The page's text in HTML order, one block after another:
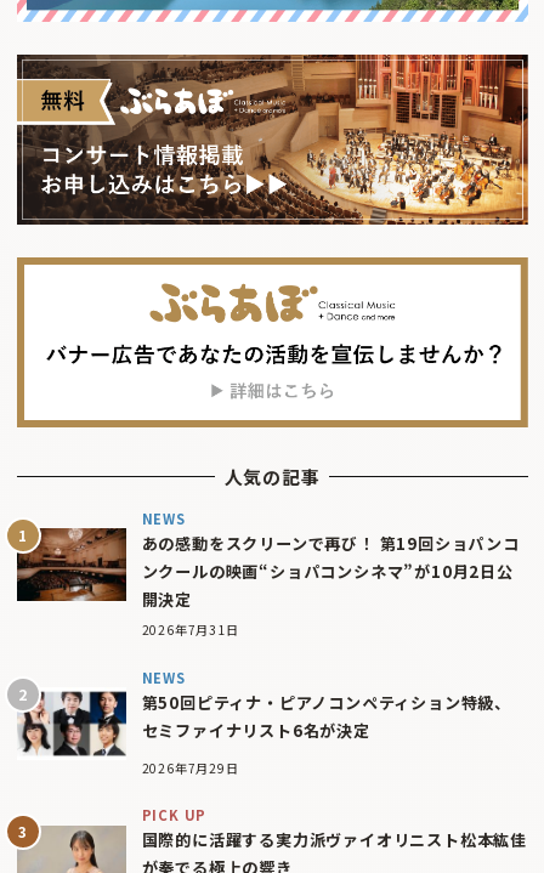
人気の記事
NEWS
あの感動をスクリーンで再び！ 第19回ショパンコ
ンクールの映画“ショパコンシネマ”が10月2日公
開決定
2026年7月31日
NEWS
第50回ピティナ・ピアノコンペティション特級、
セミファイナリスト6名が決定
2026年7月29日
PICK UP
国際的に活躍する実力派ヴァイオリニスト松本紘佳
が奏でる極上の響き